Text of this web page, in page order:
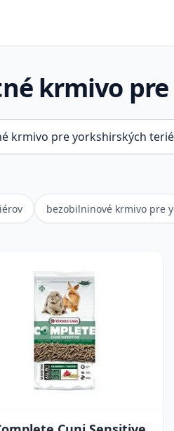
krmivo
bezobilninové krmivo pre